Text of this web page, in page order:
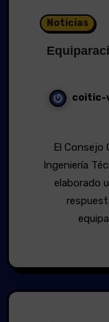
Noticias
coitic-
El Consejo General de Colegios Oficiales de
Ingeniería
elaborado